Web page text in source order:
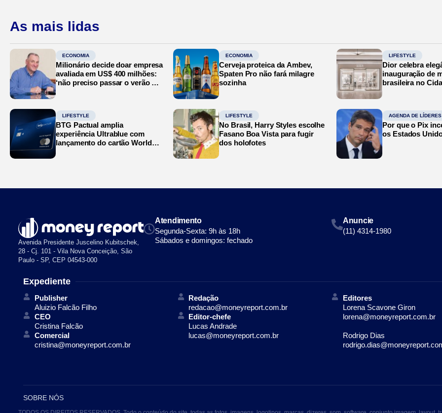
As mais lidas
ECONOMIA
Milionário decide doar empresa
avaliada em US$ 400 milhões:
‘não preciso passar o verão no
ECONOMIA
Cerveja proteica da Ambev,
Spaten Pro não fará milagre
sozinha
LIFESTYLE
Dior celebra
inauguração de
brasileira no
LIFESTYLE
BTG Pactual amplia
experiência Ultrablue com
lançamento do cartão World
LIFESTYLE
No Brasil, Harry Styles escolhe
Fasano Boa Vista para fugir
dos holofotes
AGENDA DE LÍDERES
Por que o Pix
os Estados
Avenida Presidente Juscelino Kubitschek,
28 - Cj. 101 - Vila Nova Conceição, São
Paulo - SP, CEP 04543-000
Atendimento
Segunda-Sexta: 9h às 18h
Sábados e domingos: fechado
Anuncie
(11) 4314-1980
Expediente
Publisher
Aluizio Falcão Filho
CEO
Cristina Falcão
Comercial
cristina@moneyreport.com.br
Redação
redacao@moneyreport.com.br
Editor-chefe
Lucas Andrade
lucas@moneyreport.com.br
Editores
Lorena Scavone Giron
lorena@moneyreport.com.br
Rodrigo Dias
SOBRE NÓS